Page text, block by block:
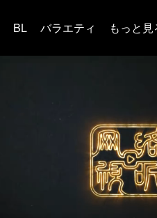
BL バラエティ もっと見